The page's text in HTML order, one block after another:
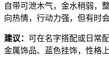
自带可泄木气，金水稍弱，
向热情，行动力强，但有时
建议： 可在名字搭配或日常
金属饰品、蓝色挂饰，性格